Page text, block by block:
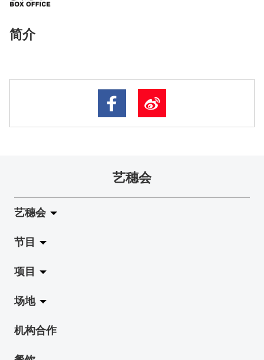
简介
艺穗会
艺穗会
关于艺穗会
艺穗会的演化
使命与宗旨
艺穗会架构
节目
拉阔
展览
演出
项目
Jazz-Go-Central, Jazz-Go-Fringe
LPL
场地
陈丽玲划廊
机构合作